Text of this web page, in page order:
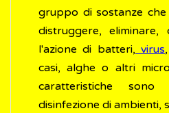
gruppo di sostanze
distruggere, eliminare,
l'azione di batteri, virus
casi, alghe o altri
caratteristiche
disinfezione di ambienti,